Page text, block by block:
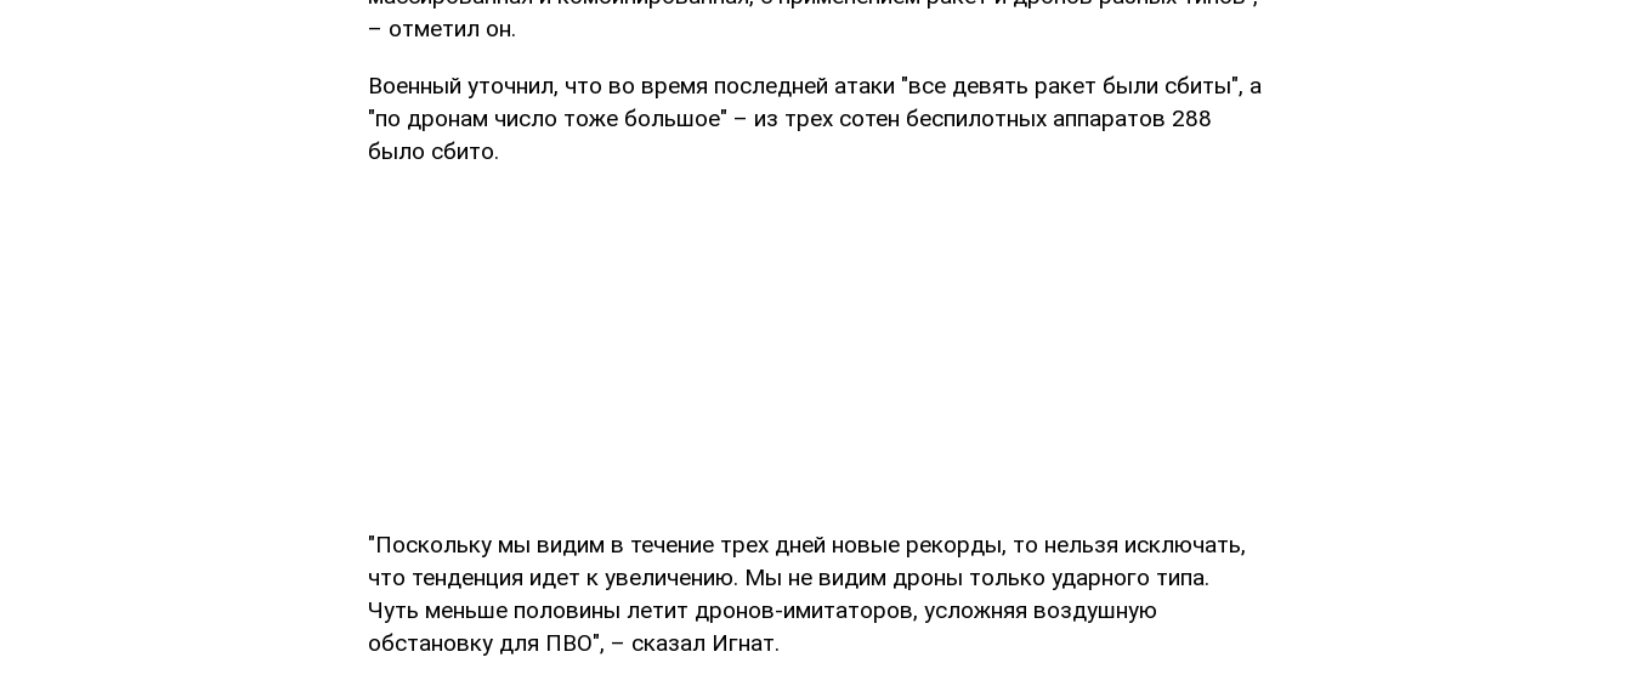
– отметил он.
Военный уточнил, что во время последней атаки "все девять ракет были сбиты", а
"по дронам число тоже большое" – из трех сотен беспилотных аппаратов 288
было сбито.
"Поскольку мы видим в течение трех дней новые рекорды, то нельзя исключать,
что тенденция идет к увеличению. Мы не видим дроны только ударного типа.
Чуть меньше половины летит дронов-имитаторов, усложняя воздушную
обстановку для ПВО", – сказал Игнат.